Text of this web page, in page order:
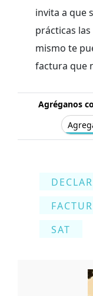
invita a que
prácticas
mismo te
factura que
Agréganos
SAT